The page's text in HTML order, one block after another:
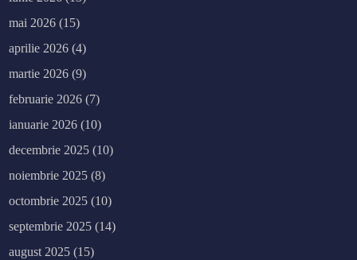
mai 2026 (15)
aprilie 2026 (4)
martie 2026 (9)
februarie 2026 (7)
ianuarie 2026 (10)
decembrie 2025 (10)
noiembrie 2025 (8)
octombrie 2025 (10)
septembrie 2025 (14)
august 2025 (15)